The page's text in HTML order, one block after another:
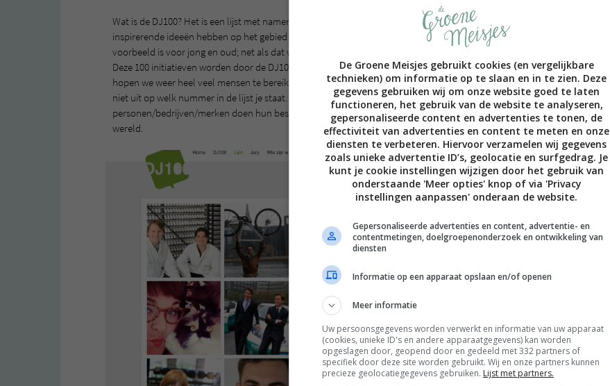
Wat is de DJ100? Het is een lijst met namen van jonge mensen (tot 33 jaar) die innovatieve en
inspirerende ideeën hebben op het gebied van duurzaamheid. Men hoopt dat de DJ100 een goed
voorbeeld is voor jong en oud; net als dat wij met ons blog een jonge en oudere doelgroep bereiken.
Deze 100 initiatieven worden door de DJ100 zichtbaarder en krijgen meer naamsbekendheid. Hiermee
hopen we weer heel veel mensen te bereiken en te inspireren. De DJ100 is geen ranking: het maakt dus
niet uit op welk nummer in de lijst je staat. Groen is groen, duurzaam is duurzaam. Alle 100
personen/bedrijven/merken doen hun best om op hun manier iets bij te dragen aan een groenere
wereld.
De Groene Meisjes gebruikt cookies (en vergelijkbare
technieken) om informatie op te slaan en in te zien. Deze
gegevens gebruiken wij om onze website goed te laten
functioneren, het gebruik van de website te analyseren,
gepersonaliseerde content en advertenties te tonen, de
effectiviteit van advertenties en content te meten en onze
diensten te verbeteren. Hiervoor verzamelen wij gegevens
zoals unieke advertentie ID’s, geolocatie en surfgedrag. Je
kunt je cookie instellingen wijzigen door het gebruik van
onderstaande 'Meer opties' knop of via 'Privacy
instellingen aanpassen' onderaan de website.
Gepersonaliseerde advertenties en content, advertentie- en
contentmetingen, doelgroepenonderzoek en ontwikkeling van
diensten
Informatie op een apparaat opslaan en/of openen
Meer informatie
Uw persoonsgegevens worden verwerkt en informatie van uw apparaat
(cookies, unieke ID's en andere apparaatgegevens) kan worden
opgeslagen door, geopend door en gedeeld met 332 partners of
specifiek door deze site worden gebruikt. Wij en onze partners kunnen
precieze geolocatiegegevens gebruiken. Lijst met partners.